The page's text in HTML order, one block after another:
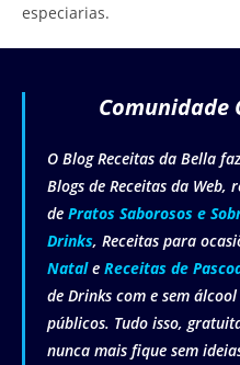
especiarias.
Comunidade
O Blog Receitas da Bella
Blogs de Receitas da Web,
de Pratos Saborosos e
Drinks, Receitas para
Natale Receitas de
de Drinks com e sem
públicos. Tudo isso,
nunca mais fique sem